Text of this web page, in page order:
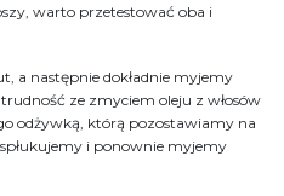
warto przetestować oba i
a następnie dokładnie myjemy
ze zmyciem oleju z włosów
odżywką, którą pozostawiamy na
i ponownie myjemy